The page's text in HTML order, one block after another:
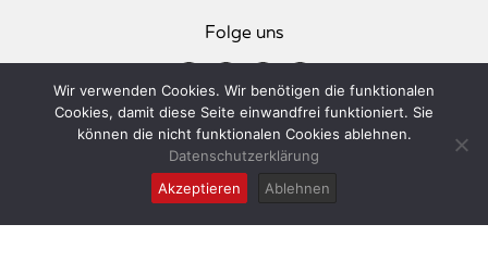
Folge uns
© 2022 David Gramzow GmbH |Impressum|
Wir verwenden Cookies. Wir benötigen die funktionalen
Cookies, damit diese Seite einwandfrei funktioniert. Sie
können die nicht funktionalen Cookies ablehnen.
Datenschutzerklärung
Akzeptieren
Ablehnen